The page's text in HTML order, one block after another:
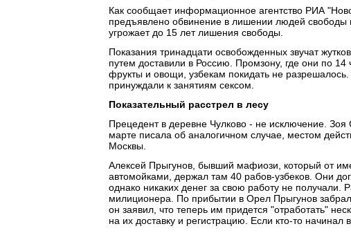
Как сообщает информационное агентство РИА
предъявлено обвинение в лишении людей свободы
угрожает до 15 лет лишения свободы.
Показания тринадцати освобожденных звучат
путем доставили в Россию. Промзону, где они по 14
фрукты и овощи, узбекам покидать не
принуждали к занятиям сексом.
Показательный расстрел в лесу
Прецедент в деревне Чулково - не исключение. Зоя
марте писала об аналогичном случае, местом
Москвы.
Алексей Прыгунов, бывший мафиози, который от
автомойками, держал там 40 рабов-узбеков. Они
однако никаких денег за свою работу не получали.
милиционера. По прибытии в Орел Прыгунов
он заявил, что теперь им придется "отработать"
на их доставку и регистрацию. Если кто-то начинал